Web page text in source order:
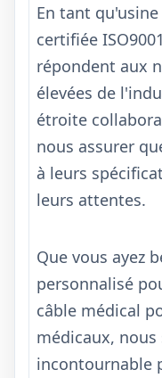
En tant
certifiée
répondent aux
élevées de
étroite
nous assurer
à leurs
leurs attentes.
Que vous ayez
personnalisé
câble médical
médicaux,
incontournable